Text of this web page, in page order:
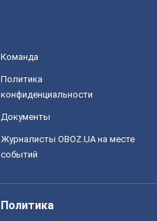
Команда
Политика
конфиденциальности
Документы
Журналисты OBOZ.UA на месте
событий
Политика